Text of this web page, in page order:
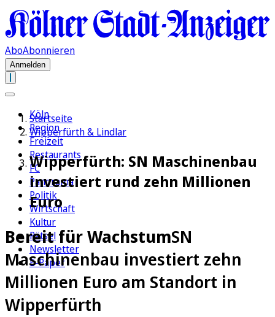
AboAbonnieren
Anmelden
Köln
Region
Freizeit
Restaurants
FC
Panorama
Politik
Wirtschaft
Kultur
Rätsel
Newsletter
E-Paper
Startseite
Wipperfürth & Lindlar
Wipperfürth: SN Maschinenbau
investiert rund zehn Millionen
Euro
Bereit für WachstumSN
Maschinenbau investiert zehn
Millionen Euro am Standort in
Wipperfürth